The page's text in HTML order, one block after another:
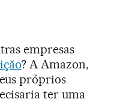
empresas
? A Amazon,
próprios
ter uma